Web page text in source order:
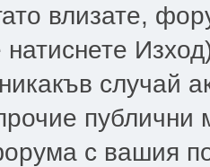
влизате,
случай
публични
с вашия